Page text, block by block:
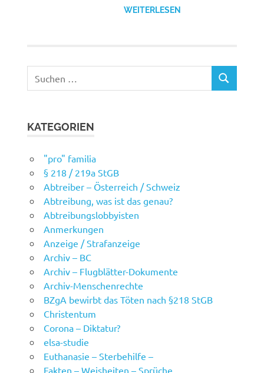
WEITERLESEN
nach:
SUCHEN
KATEGORIEN
"pro" familia
§ 218 / 219a StGB
Abtreiber – Österreich / Schweiz
Abtreibung, was ist das genau?
Abtreibungslobbyisten
Anmerkungen
Anzeige / Strafanzeige
Archiv – BC
Archiv – Flugblätter-Dokumente
Archiv-Menschenrechte
BZgA bewirbt das Töten nach §218 StGB
Christentum
Corona – Diktatur?
elsa-studie
Euthanasie – Sterbehilfe –
Fakten – Weisheiten – Sprüche